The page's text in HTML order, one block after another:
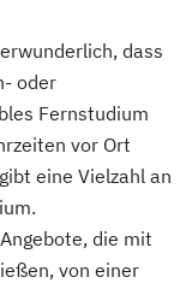
für
(IHK)
dass
oder
Fernstudium
vor Ort
eine Vielzahl an
die mit
von einer